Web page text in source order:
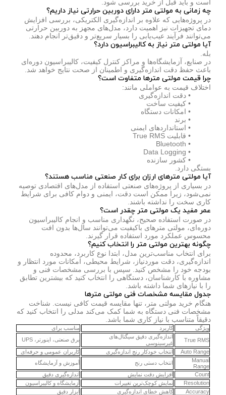
است و باید قبل از خرید بررسی شود.
چه زمانی به مولتی متر دارای دوربین حرارتی نیاز داریم؟
در پروژه‌هایی که علاوه بر اندازه‌گیری الکتریکی، بررسی افزایش
دمای تجهیزات نیز اهمیت دارد، مدل‌های مجهز به دوربین حرارتی
می‌توانند فرآیند عیب‌یابی را بسیار سریع‌تر و دقیق‌تر انجام دهند.
آیا مولتی متر نیاز به کالیبراسیون دارد؟
بله.
در صنایع، آزمایشگاه‌ها و مراکز کنترل کیفیت، کالیبراسیون دوره‌ای
باعث حفظ دقت اندازه‌گیری و اطمینان از صحت نتایج خواهد شد.
چرا قیمت مولتی مترها متفاوت است؟
اختلاف قیمت به عواملی مانند:
• دقت اندازه‌گیری
• کیفیت ساخت
• امکانات دستگاه
• برند
• استانداردهای ایمنی
• قابلیت True RMS
• Bluetooth
• Data Logging
• کشور سازنده
بستگی دارد.
آیا مولتی مترهای ارزان برای کار صنعتی مناسب هستند؟
در بسیاری از پروژه‌های صنعتی استفاده از مدل‌های اقتصادی توصیه
نمی‌شود، زیرا ممکن است دقت، ایمنی و دوام کافی برای شرایط
کاری سخت را نداشته باشند.
عمر مفید یک مولتی متر چقدر است؟
در صورت استفاده صحیح، نگهداری مناسب و انجام کالیبراسیون
دوره‌ای، مولتی مترهای باکیفیت می‌توانند سال‌ها بدون افت
محسوس عملکرد مورد استفاده قرار گیرند.
چگونه بهترین مولتی متر را انتخاب کنیم؟
برای انتخاب مناسب‌ترین مدل، ابتدا نوع کاربرد، محدوده
اندازه‌گیری، دقت موردنیاز، شرایط محیطی، امکانات مورد انتظار و
بودجه خود را مشخص کنید. سپس با بررسی مشخصات فنی و
مشاوره با کارشناسان، دستگاهی را انتخاب کنید که بیشترین تطابق
را با نیازهای شما داشته باشد.
جدول مقایسه مشخصات فنی مولتی مترها
هنگام خرید مولتی متر، تنها مقایسه قیمت کافی نیست. شناخت
مشخصات فنی دستگاه به شما کمک می‌کند مدلی را انتخاب کنید که
دقیقاً متناسب با نیاز کاری شما باشد.
ویژگی کاربرد
مناسب برای
True RMS
اندازه‌گیری دقیق سیگنال‌های
غیرسینوسی
برق صنعتی، اینورتر، UPS
Auto Range
انتخاب خودکار رنج اندازه‌گیری
کاربران عمومی و حرفه‌ای
Manual
Range
انتخاب دستی رنج
آموزش و آزمایشگاه
Count
افزایش دقت نمایش
اندازه‌گیری دقیق
Resolution
نمایش کوچک‌ترین تغییرات
آزمایشگاه و کالیبراسیون
Accuracy
کاهش خطای اندازه‌گیری
ابزار دقیق